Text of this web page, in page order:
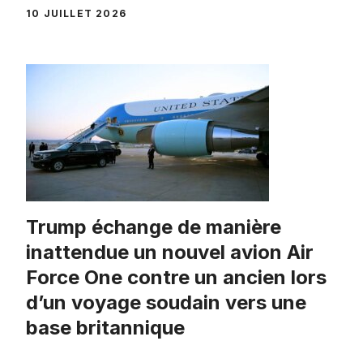
10 JUILLET 2026
Trump échange de manière
inattendue un nouvel avion Air
Force One contre un ancien lors
d’un voyage soudain vers une
base britannique